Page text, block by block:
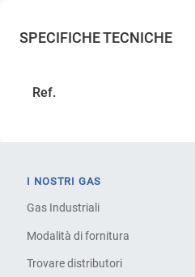
SPECIFICHE TECNICHE
Ref.
I NOSTRI GAS
Gas Industriali
Modalità di fornitura
Trovare distributori